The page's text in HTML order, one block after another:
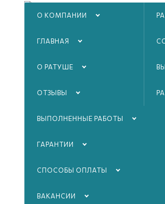
О КОМПАНИИ
ГЛАВНАЯ
О РАТУШЕ
ОТЗЫВЫ
ВЫПОЛНЕННЫЕ РАБОТЫ
ГАРАНТИИ
СПОСОБЫ ОПЛАТЫ
ВАКАНСИИ
Принимаем заявки онлайн и по
телефону.